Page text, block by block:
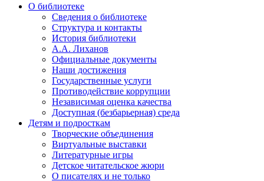
О библиотеке
Сведения о библиотеке
Структура и контакты
История библиотеки
А.А. Лиханов
Официальные документы
Наши достижения
Государственные услуги
Противодействие коррупции
Независимая оценка качества
Доступная (безбарьерная) среда
Детям и подросткам
Творческие объединения
Виртуальные выставки
Литературные игры
Детское читательское жюри
О писателях и не только